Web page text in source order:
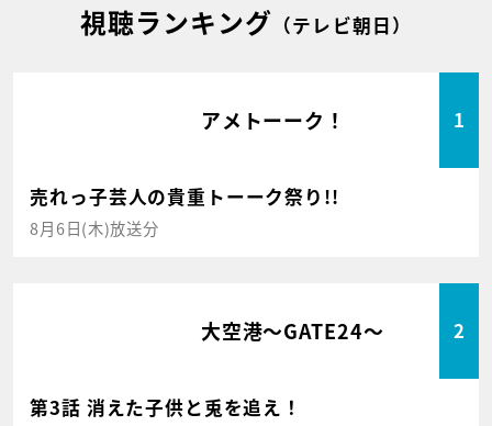
視聴ランキング （テレビ朝日）
アメトーーク！ 1
売れっ子芸人の貴重トーーク祭り!!
8月6日(木)放送分
大空港～GATE24～ 2
第3話 消えた子供と兎を追え！